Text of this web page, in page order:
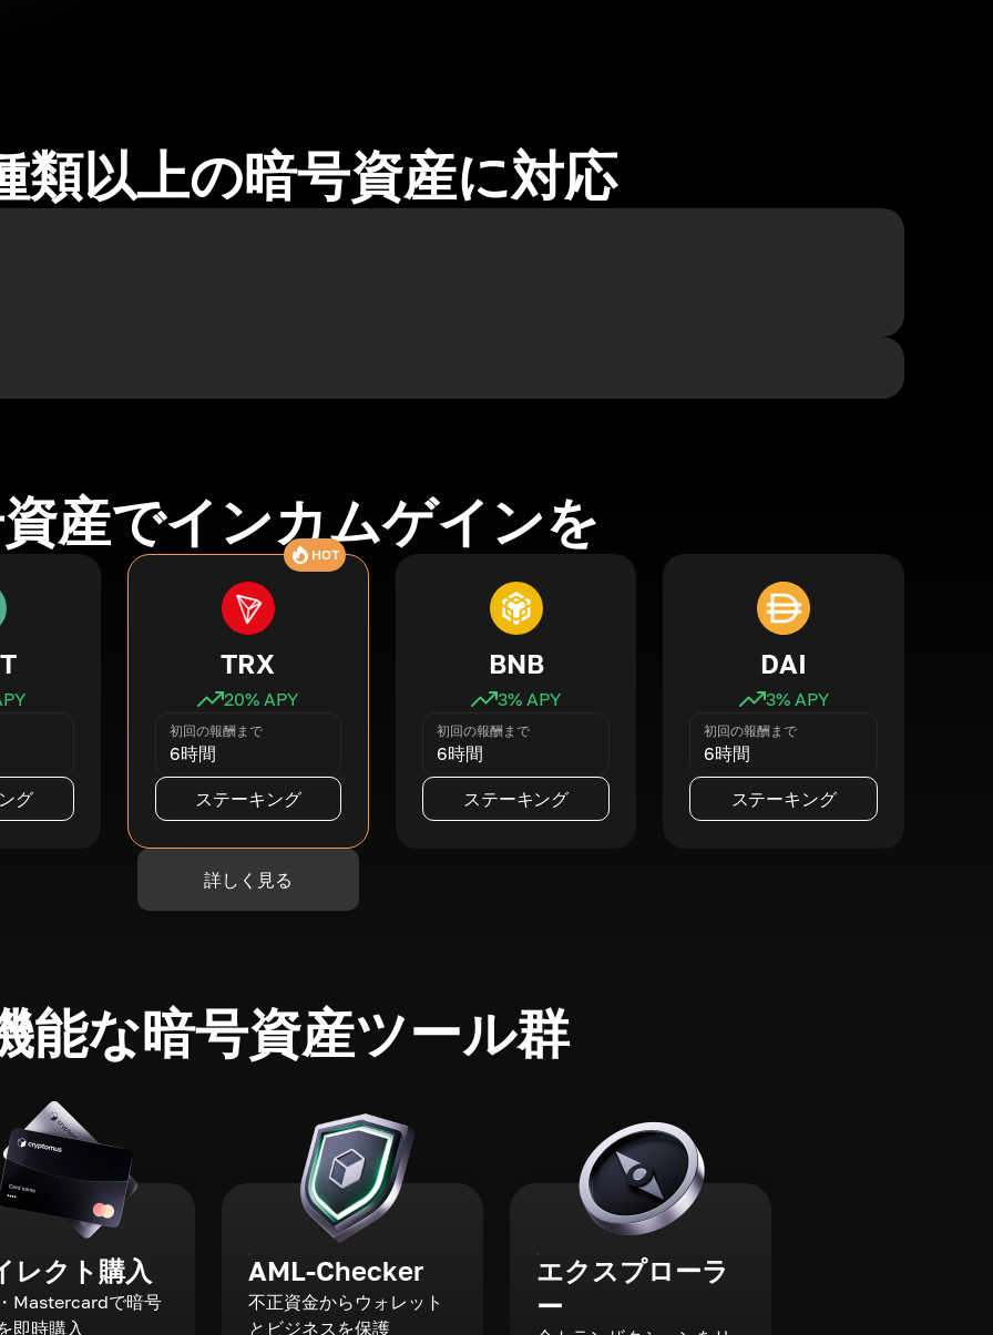
類以上の暗号資産に対応
産でインカムゲインを
グ
HOT
TRX
20% APY
初回の報酬まで
6時間
ステーキング
BNB
3% APY
初回の報酬まで
6時間
ステーキング
DAI
3% APY
初回の報酬まで
6時間
ステーキング
詳しく見る
能な暗号資産ツール群
レクト購入
Mastercardで暗号
即時購入
AML-Checker
不正資金からウォレット
とビジネスを保護
エクスプローラ
ー